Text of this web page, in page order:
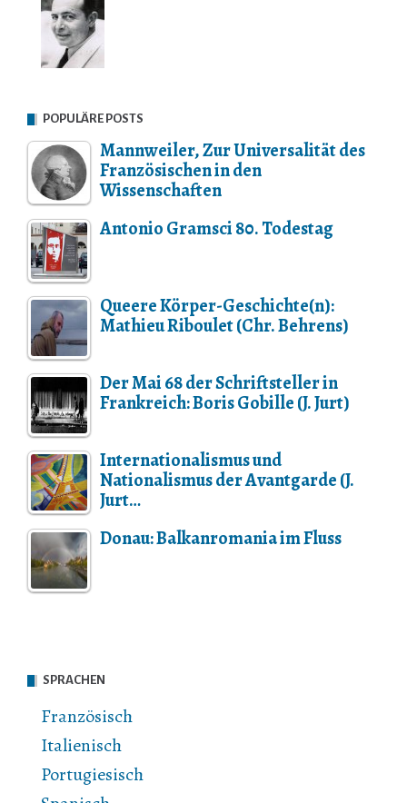
POPULÄRE POSTS
Mannweiler, Zur Universalität des
Französischen in den
Wissenschaften
Antonio Gramsci 80. Todestag
Queere Körper-Geschichte(n):
Mathieu Riboulet (Chr. Behrens)
Der Mai 68 der Schriftsteller in
Frankreich: Boris Gobille (J. Jurt)
Internationalismus und
Nationalismus der Avantgarde (J.
Jurt…
Donau: Balkanromania im Fluss
SPRACHEN
Französisch
Italienisch
Portugiesisch